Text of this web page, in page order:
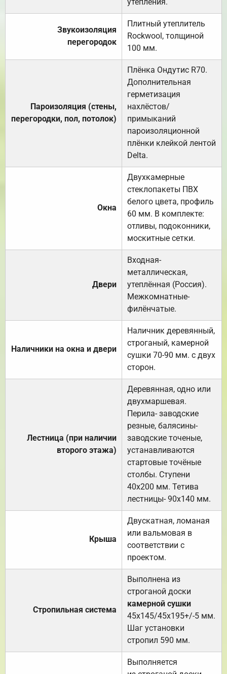
утепления.
Звукоизоляция
перегородок
Плитный утеплитель
Rockwool, толщиной
100 мм.
Пароизоляция (стены,
перегородки, пол, потолок)
Плёнка Ондутис R70.
Дополнительная
герметизация
нахлёстов/
примыканий
пароизоляционной
плёнки клейкой лентой
Delta.
Окна
Двухкамерные
стеклопакеты ПВХ
белого цвета, профиль
60 мм. В комплекте:
отливы, подоконники,
москитные сетки.
Двери
Входная-
металлическая,
утеплённая (Россия).
Межкомнатные-
филёнчатые.
Наличники на окна и двери
Наличник деревянный,
строганый, камерной
сушки 70-90 мм. с двух
сторон.
Лестница (при наличии
второго этажа)
Деревянная, одно или
двухмаршевая.
Перила- заводские
резные, балясины-
заводские точеные,
устанавливаются
стартовые точёные
столбы. Ступени
40х200 мм. Тетива
лестницы- 90х140 мм.
Крыша
Двускатная, ломаная
или вальмовая в
соответствии с
проектом.
Стропильная система
Выполнена из
строганой доски
камерной сушки
45х145/45х195+/-5 мм.
Шаг установки
стропил 590 мм.
Выполняется